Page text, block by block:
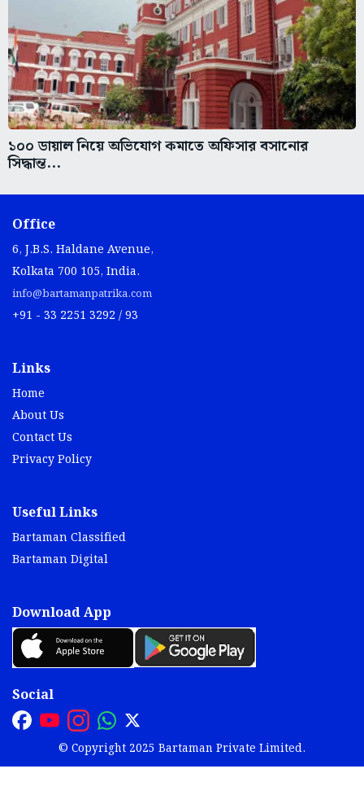
১০০ ডায়াল নিয়ে অভিযোগ কমাতে অফিসার বসানোর
সিদ্ধান্ত...
Office
6, J.B.S. Haldane Avenue,
Kolkata 700 105, India.
info@bartamanpatrika.com
+91 - 33 2251 3292 / 93
Links
Home
About Us
Contact Us
Privacy Policy
Useful Links
Bartaman Classified
Bartaman Digital
Download App
Social
© Copyright 2025 Bartaman Private Limited.